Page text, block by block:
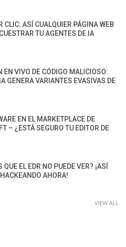
CLIC: ASÍ CUALQUIER PÁGINA WEB
TU AGENTES DE IA
EN VIVO DE CÓDIGO MALICIOSO:
GENERA VARIANTES EVASIVAS DE
EN EL MARKETPLACE DE
– ¿ESTÁ SEGURO TU EDITOR DE
QUE EL EDR NO PUEDE VER? ¡ASÍ
AHORA!
VIEW ALL